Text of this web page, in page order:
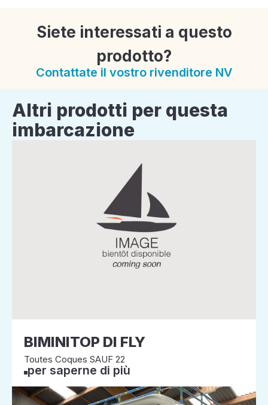
Siete interessati a questo
prodotto?
Contattate il vostro rivenditore NV
Altri prodotti per questa
imbarcazione
BIMINITOP DI FLY
Toutes Coques SAUF 22
per saperne di più